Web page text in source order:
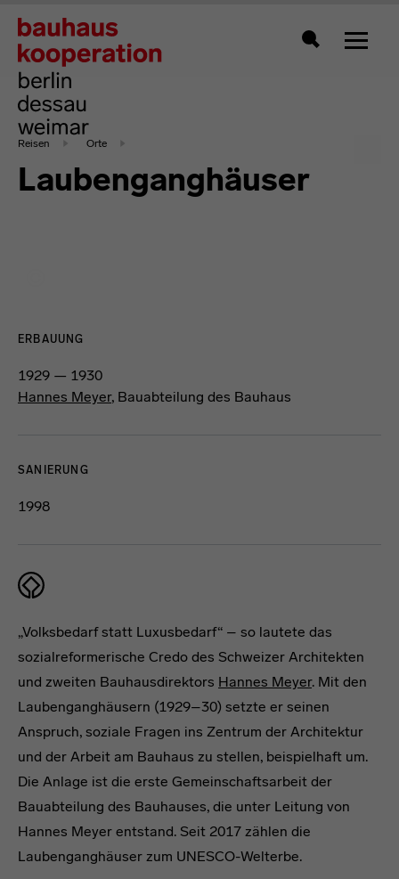
Zeigt
Reisen Orte
Laubenganghäuser
ERBAUUNG
1929 — 1930
Hannes Meyer, Bauabteilung des Bauhaus
SANIERUNG
1998
„Volksbedarf statt Luxusbedarf“ – so lautete das
sozialreformerische Credo des Schweizer Architekten
und zweiten Bauhausdirektors Hannes Meyer. Mit den
Laubenganghäusern (1929–30) setzte er seinen
Anspruch, soziale Fragen ins Zentrum der Architektur
und der Arbeit am Bauhaus zu stellen, beispielhaft um.
Die Anlage ist die erste Gemeinschaftsarbeit der
Bauabteilung des Bauhauses, die unter Leitung von
Hannes Meyer entstand. Seit 2017 zählen die
Laubenganghäuser zum UNESCO-Welterbe.